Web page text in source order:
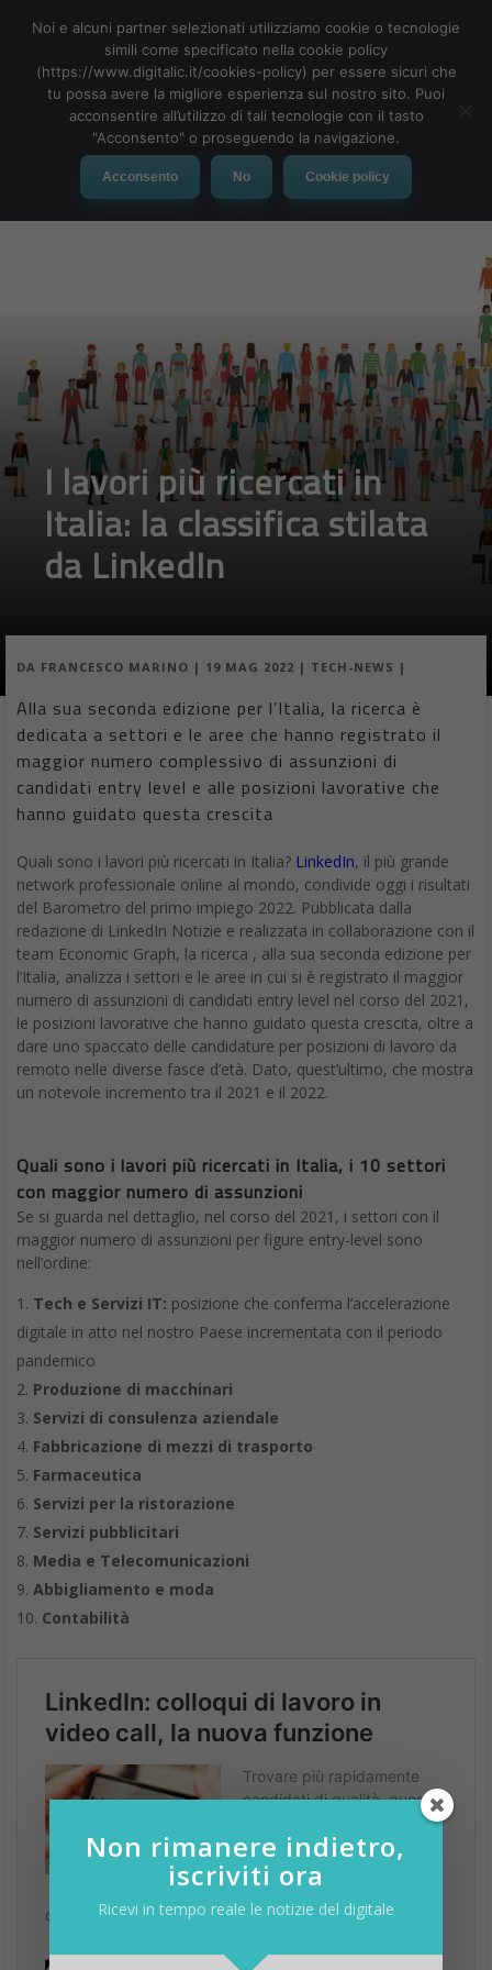
MENU
I lavori più ricercati in
Italia: la classifica stilata
da LinkedIn
DA FRANCESCO MARINO | 19 MAG 2022 | TECH-NEWS |
Alla sua seconda edizione per l’Italia, la ricerca è
dedicata a settori e le aree che hanno registrato il
maggior numero complessivo di assunzioni di
candidati entry level e alle posizioni lavorative che
hanno guidato questa crescita
Quali sono i lavori più ricercati in Italia? LinkedIn, il più grande
network professionale online al mondo, condivide oggi i risultati
del Barometro del primo impiego 2022. Pubblicata dalla
redazione di LinkedIn Notizie e realizzata in collaborazione con il
team Economic Graph, la ricerca , alla sua seconda edizione per
l’Italia, analizza i settori e le aree in cui si è registrato il maggior
numero di assunzioni di candidati entry level nel corso del 2021,
le posizioni lavorative che hanno guidato questa crescita, oltre a
dare uno spaccato delle candidature per posizioni di lavoro da
remoto nelle diverse fasce d’età. Dato, quest’ultimo, che mostra
un notevole incremento tra il 2021 e il 2022.
Quali sono i lavori più ricercati in Italia, i 10 settori
con maggior numero di assunzioni
Se si guarda nel dettaglio, nel corso del 2021, i settori con il
maggior numero di assunzioni per figure entry-level sono
nell’ordine:
Tech e Servizi IT: posizione che conferma l’accelerazione
digitale in atto nel nostro Paese incrementata con il periodo
pandemico
Produzione di macchinari
Servizi di consulenza aziendale
Fabbricazione di mezzi di trasporto
Farmaceutica
Servizi per la ristorazione
Servizi pubblicitari
Media e Telecomunicazioni
Abbigliamento e moda
Contabilità
Non rimanere indietro,
iscriviti ora
Ricevi in tempo reale le notizie del digitale
Noi e alcuni partner selezionati utilizziamo cookie o tecnologie
simili come specificato nella cookie policy
(https://www.digitalic.it/cookies-policy) per essere sicuri che
tu possa avere la migliore esperienza sul nostro sito. Puoi
acconsentire all’utilizzo di tali tecnologie con il tasto
"Acconsento" o proseguendo la navigazione.
Acconsento No Cookie policy